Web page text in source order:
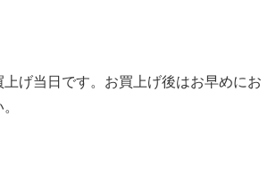
げ当日です。お買上げ後はお早めにお